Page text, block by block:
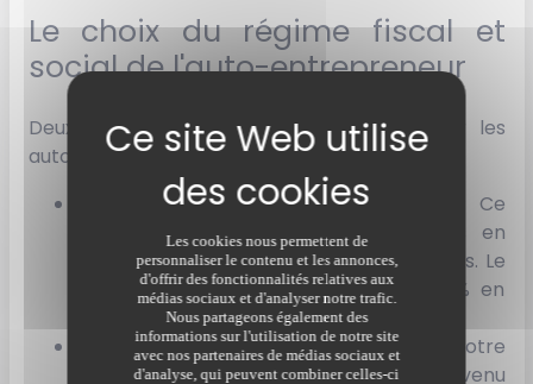
Le choix du régime fiscal et
social de l'auto-entrepreneur
Deux options fiscales sont disponibles pour les
auto-entrepreneurs :
Le prélèvement forfaitaire libératoire : Ce
régime permet de payer vos impôts en
même temps que vos cotisations sociales. Le
taux appliqué varie entre 1 % et 2,2 % en
fonction de votre activité.
Le régime classique : Vous déclarez votre
chiffre d'affaires et êtes imposé sur le revenu
Les cookies nous permettent de
personnaliser le contenu et les annonces,
d'offrir des fonctionnalités relatives aux
médias sociaux et d'analyser notre trafic.
Nous partageons également des
informations sur l'utilisation de notre site
avec nos partenaires de médias sociaux et
d'analyse, qui peuvent combiner celles-ci